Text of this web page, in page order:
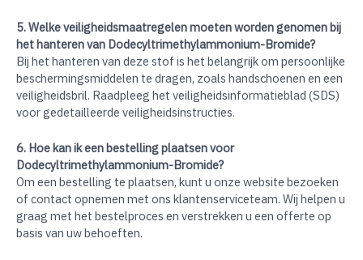
5. Welke veiligheidsmaatregelen moeten worden genomen bij
het hanteren van Dodecyltrimethylammonium-Bromide?
Bij het hanteren van deze stof is het belangrijk om persoonlijke
beschermingsmiddelen te dragen, zoals handschoenen en een
veiligheidsbril. Raadpleeg het veiligheidsinformatieblad (SDS)
voor gedetailleerde veiligheidsinstructies.
6. Hoe kan ik een bestelling plaatsen voor
Dodecyltrimethylammonium-Bromide?
Om een bestelling te plaatsen, kunt u onze website bezoeken
of contact opnemen met ons klantenserviceteam. Wij helpen u
graag met het bestelproces en verstrekken u een offerte op
basis van uw behoeften.